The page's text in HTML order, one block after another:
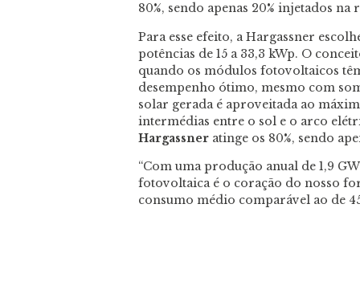
80%, sendo apenas 20% injetados na
Para esse efeito, a Hargassner
potências de 15 a 33,3 kWp. O
quando os módulos fotovoltaicos
desempenho ótimo, mesmo com
solar gerada é aproveitada ao
intermédias entre o sol e o arco
Hargassner atinge os 80%, sendo
“Com uma produção anual de 1,9
fotovoltaica é o coração do nosso
consumo médio comparável ao de